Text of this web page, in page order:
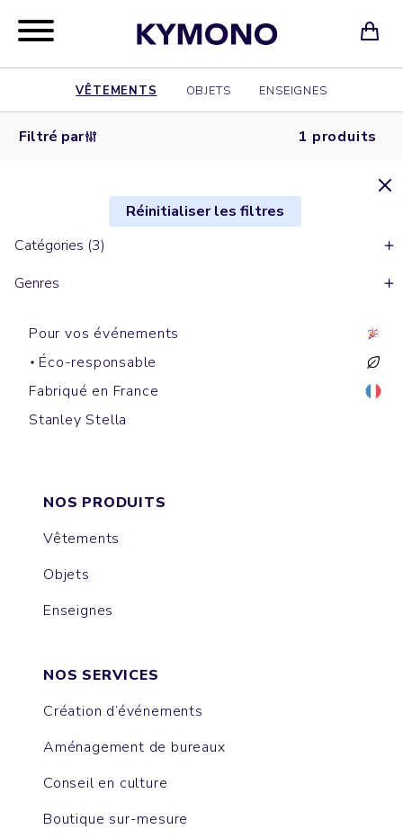
VÊTEMENTS OBJETS ENSEIGNES
Filtré par 1 produits
Réinitialiser les filtres
Catégories (3)
Genres
Pour vos événements
Éco-responsable
Fabriqué en France
Stanley Stella
Bobs
BUCKET HAT
NOS PRODUITS
Vêtements
Objets
Enseignes
NOS SERVICES
Création d’événements
Aménagement de bureaux
Conseil en culture
Boutique sur-mesure